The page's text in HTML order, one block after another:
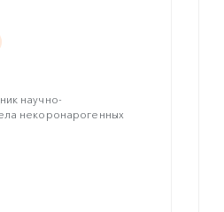
научно-
некоронарогенных